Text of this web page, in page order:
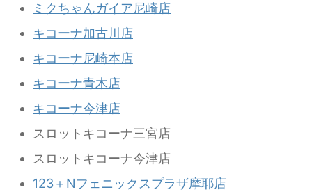
ミクちゃんガイア尼崎店
キコーナ加古川店
キコーナ尼崎本店
キコーナ青木店
キコーナ今津店
スロットキコーナ三宮店
スロットキコーナ今津店
123＋Nフェニックスプラザ摩耶店